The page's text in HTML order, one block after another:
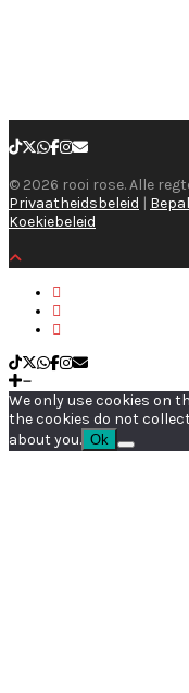
© 2026 rooi rose. Alle
Privaatheidsbeleid |
Koekiebeleid
We only use cookies on
the cookies do not
about you. Ok